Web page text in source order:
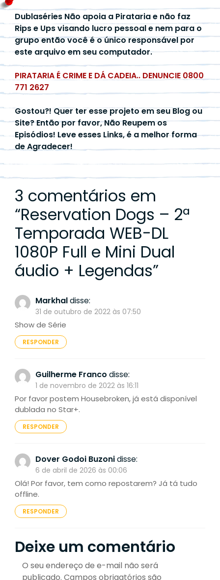
Dublaséries Não apoia a Pirataria e não faz
Rips e Ups visando lucro pessoal e nem para o
grupo então você é o único responsável por
este arquivo em seu computador.
PIRATARIA É CRIME E DÁ CADEIA.. DENUNCIE 0800
771 2627
Gostou?! Quer ter esse projeto em seu Blog ou
Site? Então por favor, Não Reupem os
Episódios! Leve esses Links, é a melhor forma
de Agradecer!
3 comentários em
“Reservation Dogs – 2ª
Temporada WEB-DL
1080P Full e Mini Dual
áudio + Legendas”
Markhaldisse:
31 de outubro de 2022 às 07:50
Show de Série
RESPONDER
Guilherme Franco disse:
1 de novembro de 2022 às 16:11
Por favor postem Housebroken, já está disponível
dublada no Star+.
RESPONDER
Dover Godoi Buzonidisse:
6 de abril de 2026 às 00:06
Olá! Por favor, tem como repostarem? Já tá tudo
offline.
RESPONDER
Deixe um comentário
O seu endereço de e-mail não será
publicado. Campos obrigatórios são